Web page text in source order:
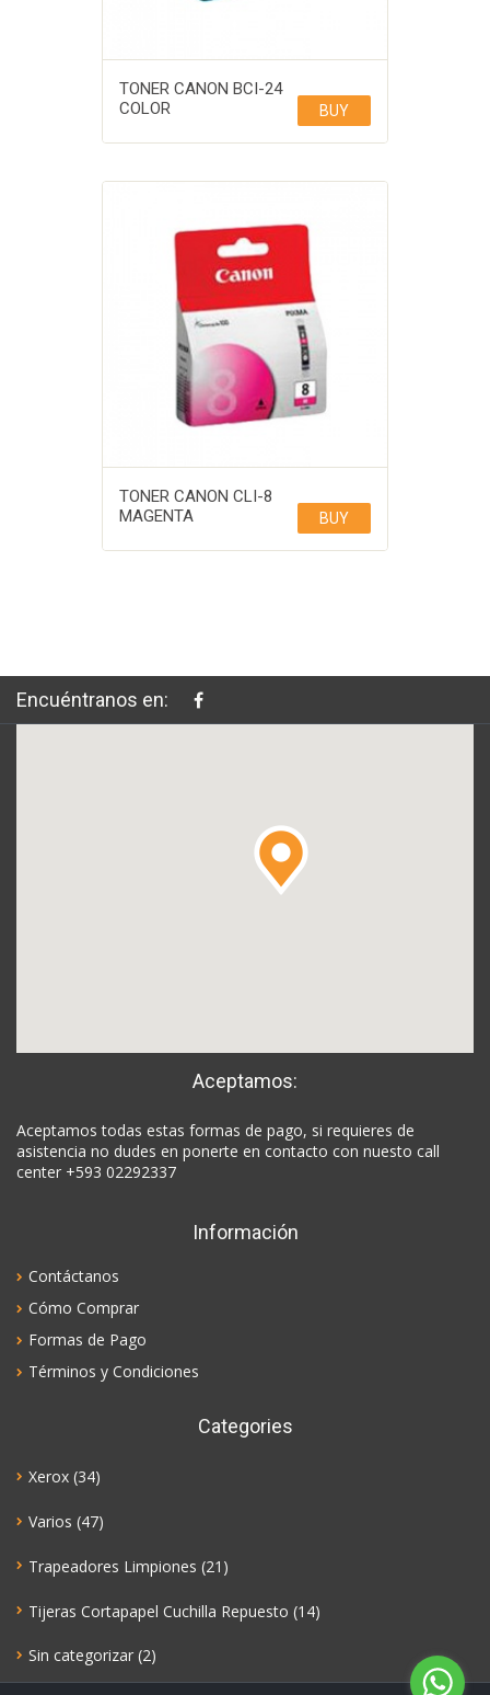
TONER CANON BCI-24
COLOR
BUY
TONER CANON CLI-8
MAGENTA
BUY
Encuéntranos en:
Aceptamos:
Aceptamos todas estas formas de pago, si requieres de
asistencia no dudes en ponerte en contacto con nuesto call
center +593 02292337
Información
Contáctanos
Cómo Comprar
Formas de Pago
Términos y Condiciones
Categories
Xerox (34)
Varios (47)
Trapeadores Limpiones (21)
Tijeras Cortapapel Cuchilla Repuesto (14)
Sin categorizar (2)